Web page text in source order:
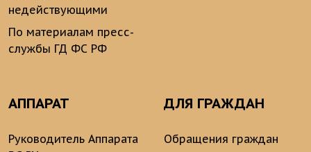
недействующими
По материалам пресс-
службы ГД ФС РФ
АППАРАТ
Руководитель Аппарата
ДЛЯ ГРАЖДАН
Обращения граждан